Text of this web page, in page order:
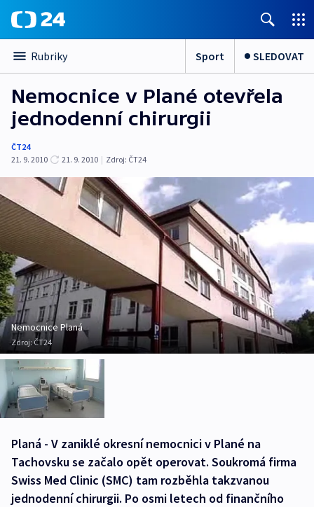
Rubriky Sport SLEDOVAT
Nemocnice v Plané otevřela
jednodenní chirurgii
ČT24
21. 9. 2010
21. 9. 2010 | Zdroj: ČT24
Nemocnice Planá
Zdroj:ČT24
Planá - V zaniklé okresní nemocnici v Plané na
Tachovsku se začalo opět operovat. Soukromá firma
Swiss Med Clinic (SMC) tam rozběhla takzvanou
jednodenní chirurgii. Po osmi letech od finančního